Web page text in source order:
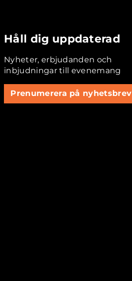
Håll dig uppdaterad
Nyheter, erbjudanden och
inbjudningar till evenemang
Prenumerera på nyhetsbrev